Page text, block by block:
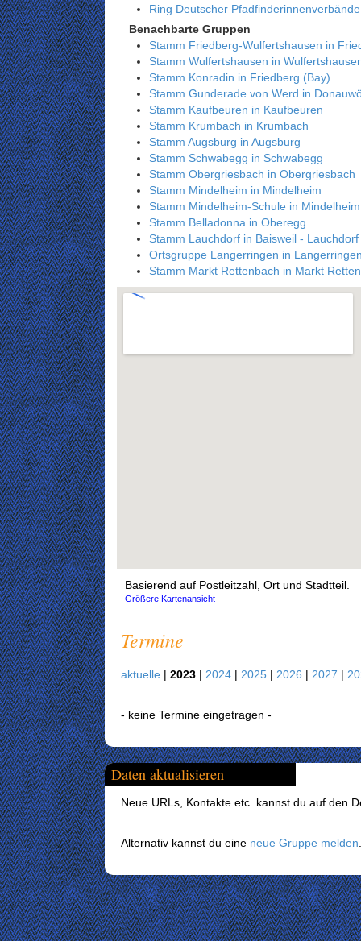
Ring Deutscher
Benachbarte Gruppen
Stamm Friedberg-Wulfertshausen in
Stamm Wulfertshausen in
Stamm Konradin in Friedberg (Bay)
Stamm Gunderade von Werd in
Stamm Kaufbeuren in Kaufbeuren
Stamm Krumbach in Krumbach
Stamm Augsburg in Augsburg
Stamm Schwabegg in Schwabegg
Stamm Obergriesbach in Obergriesbach
Stamm Mindelheim in Mindelheim
Stamm Mindelheim-Schule in Mindelheim
Stamm Belladonna in Oberegg
Stamm Lauchdorf in Baisweil - Lauchdorf
Ortsgruppe Langerringen in
Stamm Markt Rettenbach in Markt
Basierend auf Postleitzahl, Ort und Stadtteil.
Größere Kartenansicht
Termine
aktuelle | 2023 | 2024 | 2025 | 2026 | 2027 |
- keine Termine eingetragen -
Daten aktualisieren
Neue URLs, Kontakte etc. kannst du auf den
Alternativ kannst du eine neue Gruppe melden